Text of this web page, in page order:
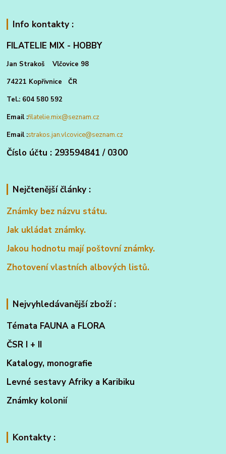
Info kontakty :
FILATELIE MIX - HOBBY
Jan Strakoš Vlčovice 98
74221 Kopřivnice ČR
Tel.: 604 580 592
Email :filatelie.mix@seznam.cz
Email :strakos.jan.vlcovice@seznam.cz
Číslo účtu : 293594841 / 0300
Nejčtenější články :
Známky bez názvu státu.
Jak ukládat známky.
Jakou hodnotu mají poštovní známky.
Zhotovení vlastních albových listů.
Nejvyhledávanější zboží :
Témata FAUNA a FLORA
ČSR I + II
Katalogy, monografie
Levné sestavy Afriky a Karibiku
Známky kolonií
Kontakty :